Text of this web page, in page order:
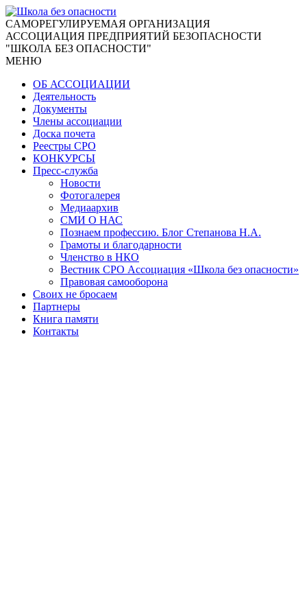
CАМОРЕГУЛИРУЕМАЯ ОРГАНИЗАЦИЯ
АССОЦИАЦИЯ ПРЕДПРИЯТИЙ БЕЗОПАСНОСТИ
"ШКОЛА БЕЗ ОПАСНОСТИ"
МЕНЮ
ОБ АССОЦИАЦИИ
Деятельность
Документы
Члены ассоциации
Доска почета
Реестры СРО
КОНКУРСЫ
Пресс-служба
Новости
Фотогалерея
Медиаархив
СМИ О НАС
Познаем профессию. Блог Степанова Н.А.
Грамоты и благодарности
Членство в НКО
Вестник СРО Ассоциация «Школа без опасности»
Правовая самооборона
Своих не бросаем
Партнеры
Книга памяти
Контакты